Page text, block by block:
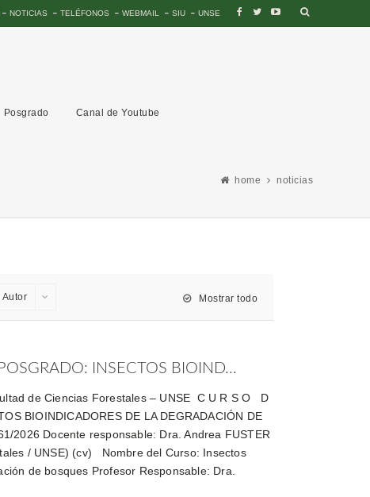
NOTICIAS TELÉFONOS WEBMAIL SIU UNSE
Posgrado Canal de Youtube
home noticias
Autor Mostrar todo
INSECTOS BIOIND...
de Ciencias Forestales – UNSE C U R S O D
BIOINDICADORES DE LA DEGRADACIÓN DE
2026 Docente responsable: Dra. Andrea FUSTER
/ UNSE) (cv) Nombre del Curso: Insectos
de bosques Profesor Responsable: Dra.